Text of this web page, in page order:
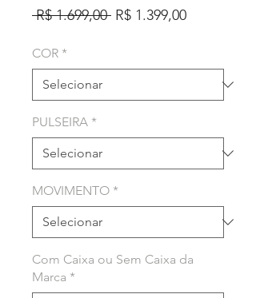
R$ 1.699,00 Preço
R$ 1.399,00Preço
COR *
PULSEIRA *
MOVIMENTO *
Com Caixa ou Sem Caixa da
Marca *